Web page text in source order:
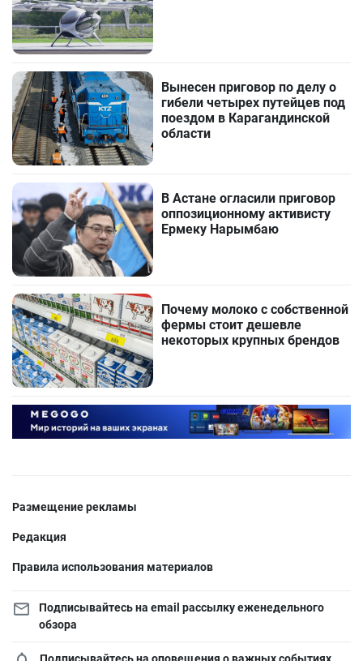
Вынесен приговор по делу о
гибели четырех путейцев под
поездом в Карагандинской
области
В Астане огласили приговор
оппозиционному активисту
Ермеку Нарымбаю
Почему молоко с собственной
фермы стоит дешевле
некоторых крупных брендов
Размещение рекламы
Редакция
Правила использования материалов
Подписывайтесь на email рассылку еженедельного
обзора
Подписывайтесь на оповещения о важных событиях